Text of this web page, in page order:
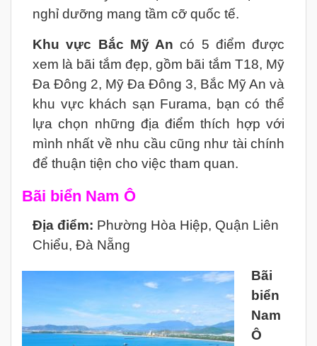
nghỉ dưỡng mang tầm cỡ quốc tế.
Khu vực Bắc Mỹ An có 5 điểm được
xem là bãi tắm đẹp, gồm bãi tắm T18, Mỹ
Đa Đông 2, Mỹ Đa Đông 3, Bắc Mỹ An và
khu vực khách sạn Furama, bạn có thể
lựa chọn những địa điểm thích hợp với
mình nhất về nhu cầu cũng như tài chính
để thuận tiện cho việc tham quan.
Bãi biển Nam Ô
Địa điểm: Phường Hòa Hiệp, Quận Liên
Chiểu, Đà Nẵng
Bãi
biển
Nam
Ô